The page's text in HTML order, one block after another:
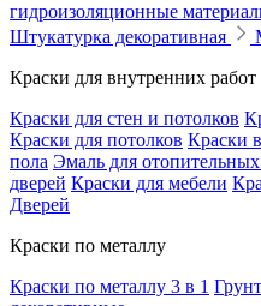
гидроизоляционные
Штукатурка декоративная
Краски для внутренних работ
Краски для стен и потолков
Краски для потолков Краски
пола Эмаль для
дверей Краски для мебели
Дверей
Краски по металлу
Краски по металлу 3 в 1